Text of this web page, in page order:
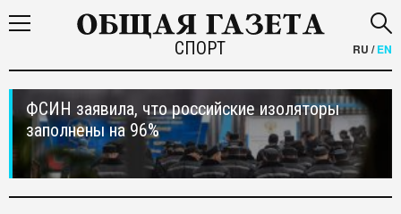
СПОРТ RU /EN
ФСИН заявила, что российские изоляторы
заполнены на 96%